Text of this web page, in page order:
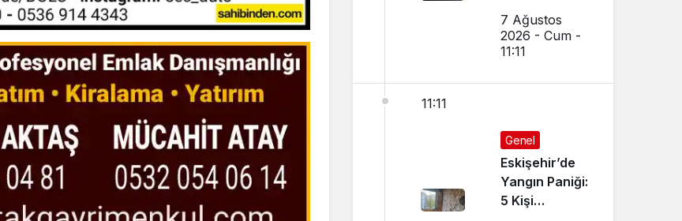
Operasyon:
10 Kişi
Alındı
7 Ağustos
2026 - Cum -
11:11
11:11
Genel
Eskişehir’de
Yangın Paniği:
5 Kişi